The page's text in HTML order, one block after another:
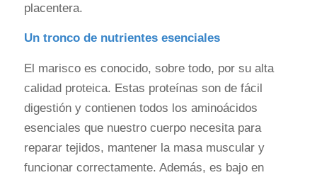
placentera.
Un tronco de nutrientes esenciales
El marisco es conocido, sobre todo, por su alta
calidad proteica. Estas proteínas son de fácil
digestión y contienen todos los aminoácidos
esenciales que nuestro cuerpo necesita para
reparar tejidos, mantener la masa muscular y
funcionar correctamente. Además, es bajo en